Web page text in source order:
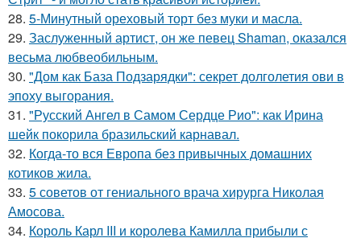
28. 5-Минутный ореховый торт без муки и масла.
29. Заслуженный артист, он же певец Shaman, оказался
весьма любвеобильным.
30. "Дом как База Подзарядки": секрет долголетия ови в
эпоху выгорания.
31. "Русский Ангел в Самом Сердце Рио": как Ирина
шейк покорила бразильский карнавал.
32. Когда-то вся Европа без привычных домашних
котиков жила.
33. 5 советов от гениального врача хирурга Николая
Амосова.
34. Король Карл III и королева Камилла прибыли с